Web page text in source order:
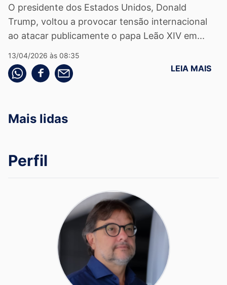
O presidente dos Estados Unidos, Donald
Trump, voltou a provocar tensão internacional
ao atacar publicamente o papa Leão XIV em...
13/04/2026 às 08:35
Compartilhe pelo whatsapp
Compartilhar no facebook
Compartilhe pelo email LEIA MAIS
Mais lidas
Perfil